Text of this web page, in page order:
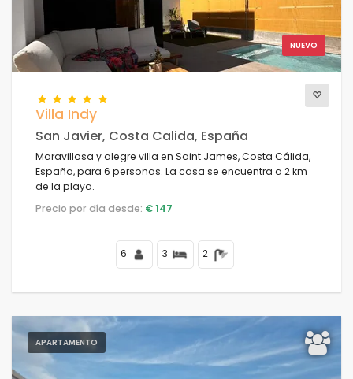
NUEVO
Villa Indy
San Javier, Costa Calida, España
Maravillosa y alegre villa en Saint James, Costa Cálida,
España, para 6 personas. La casa se encuentra a 2 km
de la playa.
Precio por día desde: € 147
6 3 2
APARTAMENTO